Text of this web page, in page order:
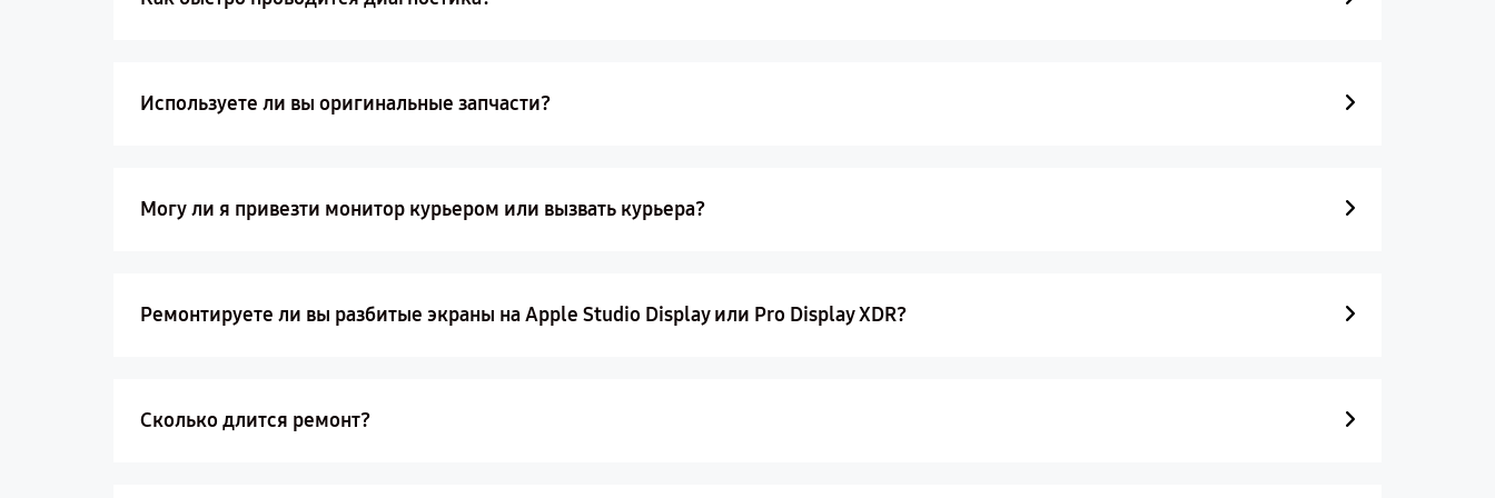
Используете ли вы оригинальные запчасти?
Могу ли я привезти монитор курьером или вызвать курьера?
Ремонтируете ли вы разбитые экраны на Apple Studio Display или Pro Display XDR?
Сколько длится ремонт?